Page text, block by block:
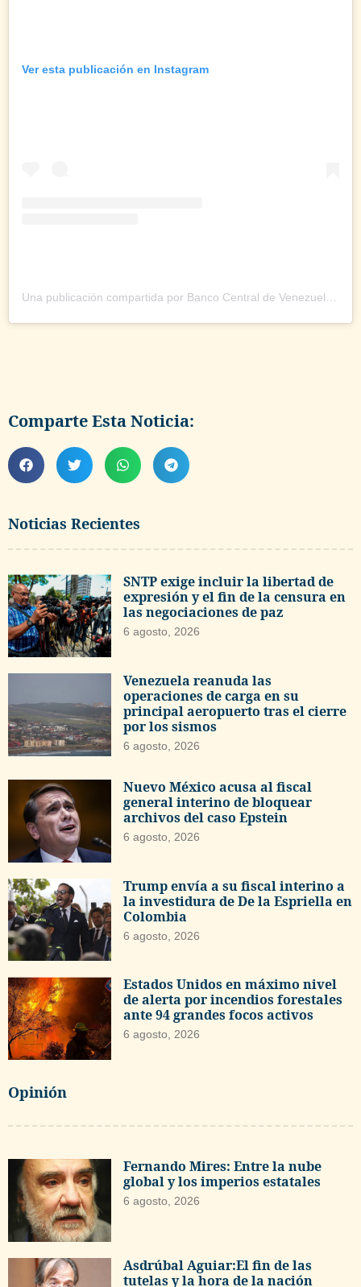
Noticias Recientes
SNTP exige incluir la libertad de
expresión y el fin de la censura en
las negociaciones de paz
6 agosto, 2026
Venezuela reanuda las
operaciones de carga en su
principal aeropuerto tras el cierre
por los sismos
6 agosto, 2026
Nuevo México acusa al fiscal
general interino de bloquear
archivos del caso Epstein
6 agosto, 2026
Trump envía a su fiscal interino a
la investidura de De la Espriella en
Colombia
6 agosto, 2026
Estados Unidos en máximo nivel
de alerta por incendios forestales
ante 94 grandes focos activos
6 agosto, 2026
Opinión
Fernando Mires: Entre la nube
global y los imperios estatales
6 agosto, 2026
Asdrúbal Aguiar:El fin de las
tutelas y la hora de la nación
Ver esta publicación en Instagram
Una publicación compartida por Banco Central de Venezuela (@bcv.org.ve)
Comparte Esta Noticia: